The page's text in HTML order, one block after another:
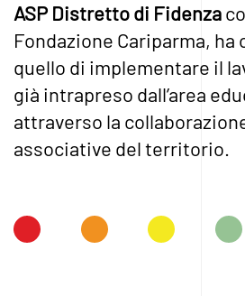
ASP Distretto di Fidenza
Fondazione Cariparma,
quello di implementare il
già intrapreso dall’area
attraverso la
associative del territorio.